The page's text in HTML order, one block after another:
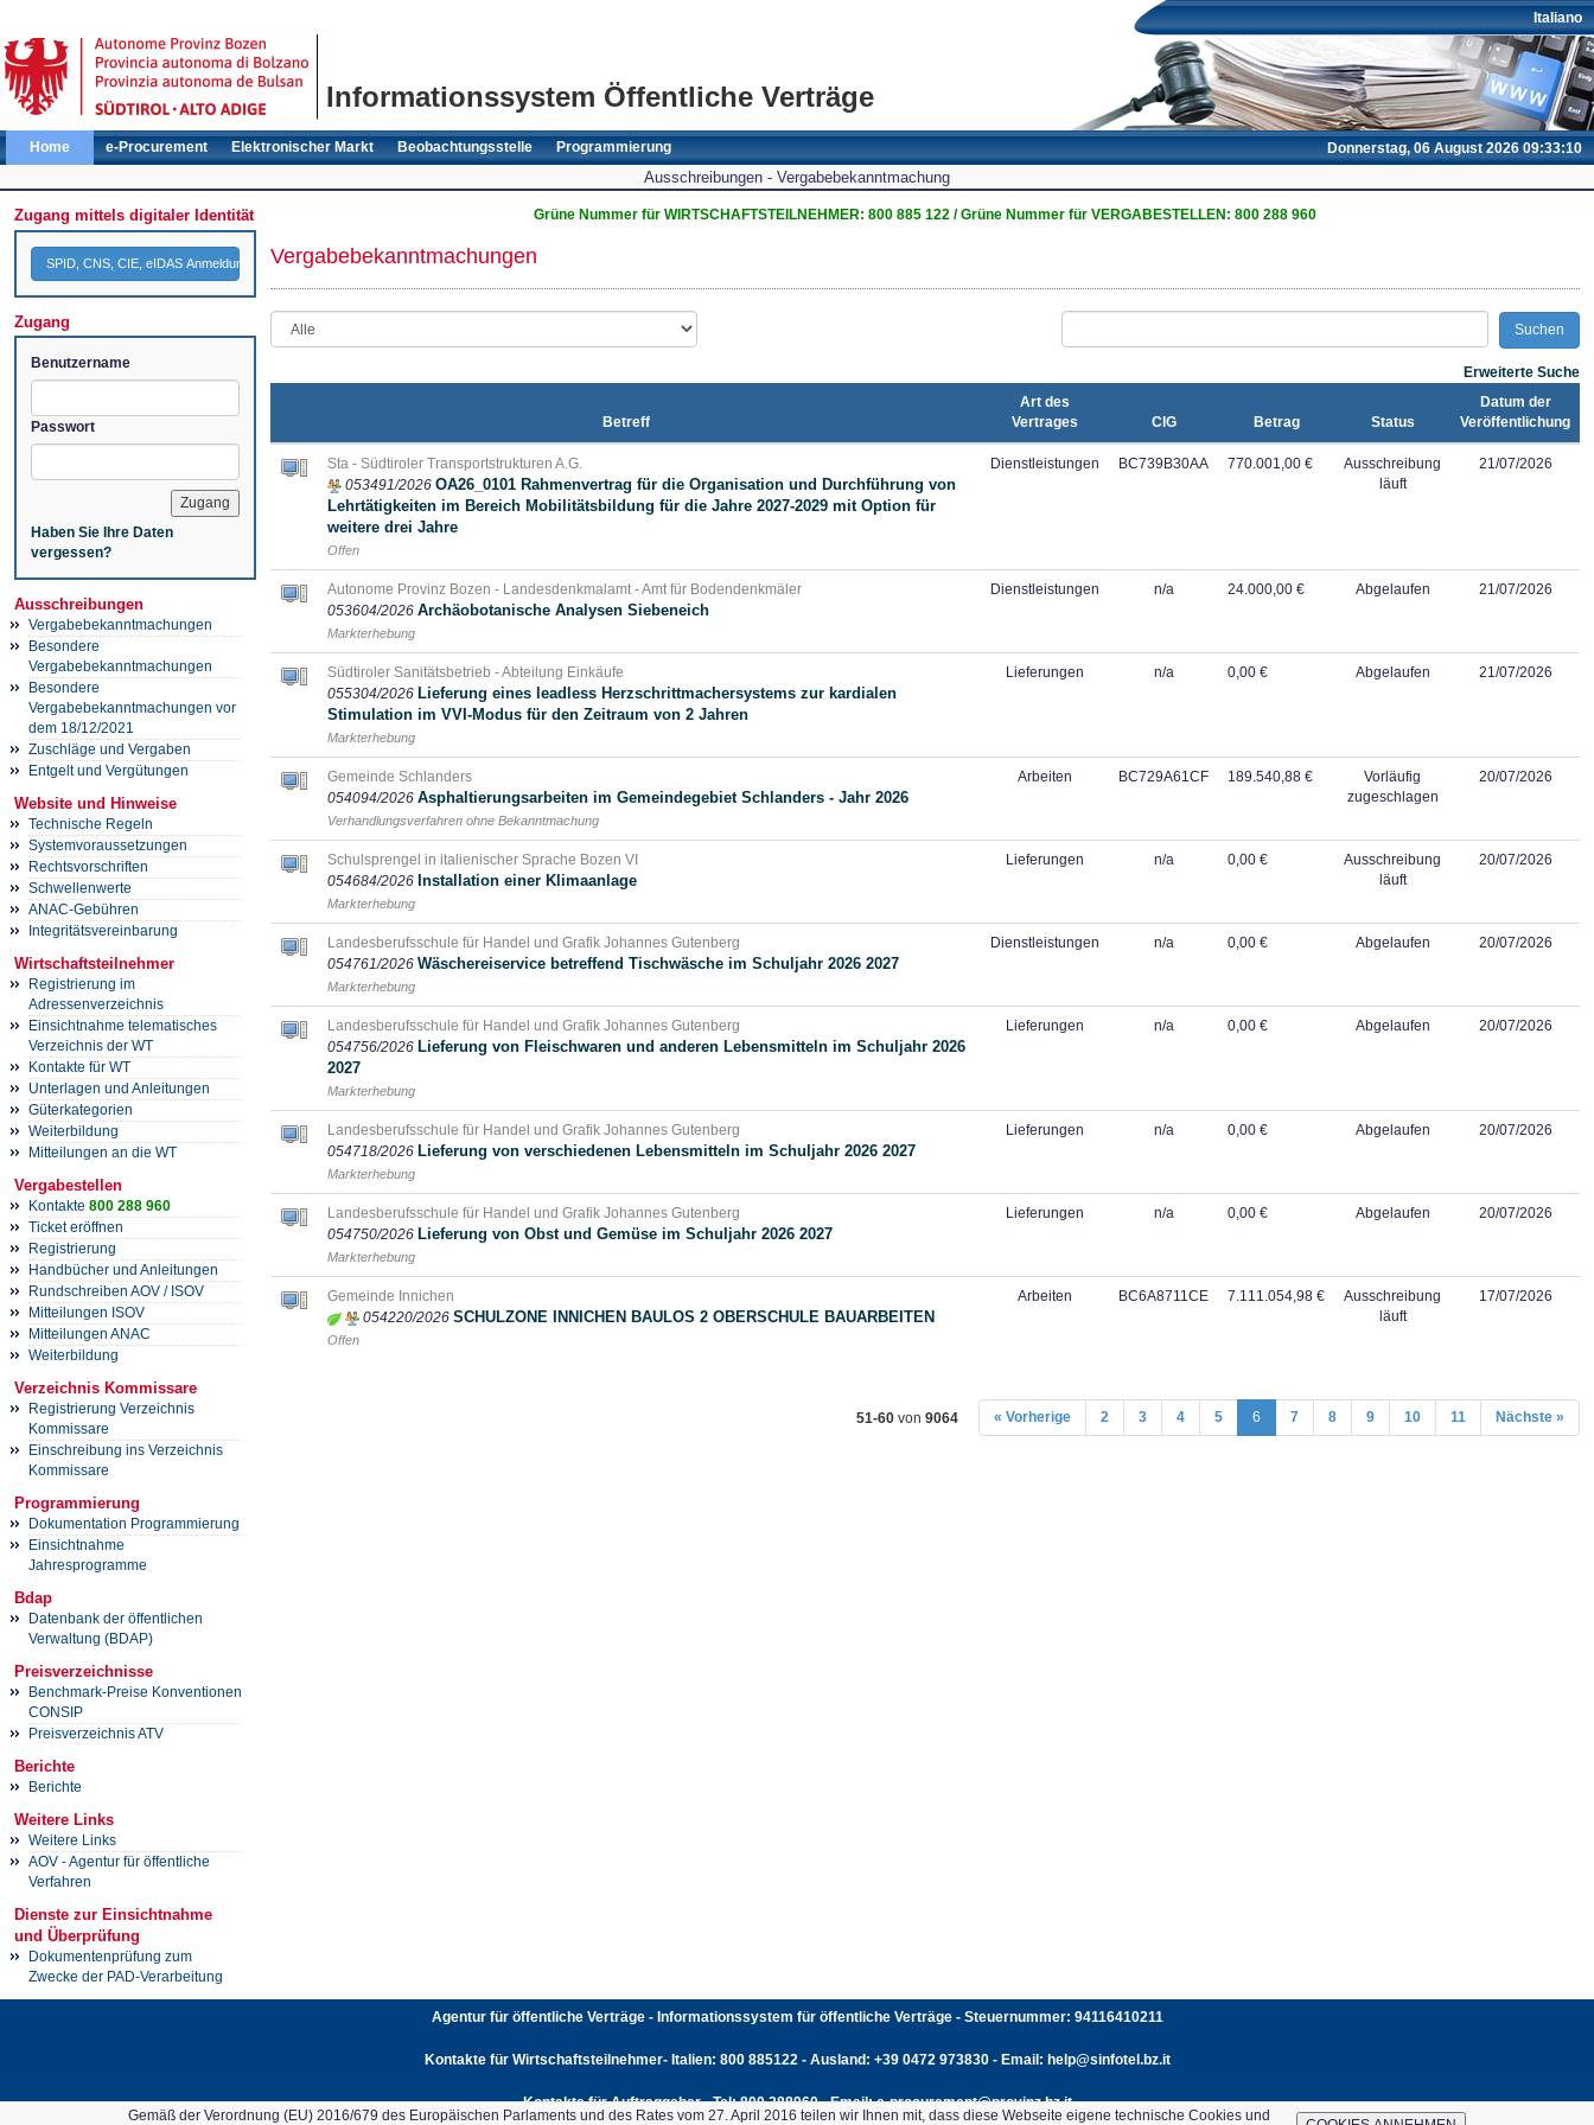
Informationssystem Öffentliche Verträge
Italiano
Donnerstag, 06 August 2026 09:33:11
Home e-Procurement Elektronischer Markt Beobachtungsstelle Programmierung
Gemäß der Verordnung (EU) 2016/679 des Europäischen Parlaments und des Rates vom 27. April 2016 teilen wir Ihnen mit, dass diese Webseite eigene technische Cookies und
Ausschreibungen - Vergabebekanntmachung
Zugang mittels digitaler Identität
SPID, CNS, CIE, eIDAS Anmeldung
Zugang
Benutzername
Passwort
Haben Sie Ihre Daten
vergessen?
Ausschreibungen
Vergabebekanntmachungen
Besondere
Vergabebekanntmachungen
Besondere
Vergabebekanntmachungen vor
dem 18/12/2021
Zuschläge und Vergaben
Entgelt und Vergütungen
Website und Hinweise
Technische Regeln
Systemvoraussetzungen
Rechtsvorschriften
Schwellenwerte
ANAC-Gebühren
Integritätsvereinbarung
Wirtschaftsteilnehmer
Registrierung im
Adressenverzeichnis
Einsichtnahme telematisches
Verzeichnis der WT
Kontakte für WT
Unterlagen und Anleitungen
Güterkategorien
Weiterbildung
Mitteilungen an die WT
Vergabestellen
Kontakte 800 288 960
Ticket eröffnen
Registrierung
Handbücher und Anleitungen
Rundschreiben AOV / ISOV
Mitteilungen ISOV
Mitteilungen ANAC
Weiterbildung
Verzeichnis Kommissare
Registrierung Verzeichnis
Kommissare
Einschreibung ins Verzeichnis
Kommissare
Programmierung
Dokumentation Programmierung
Einsichtnahme
Jahresprogramme
Bdap
Datenbank der öffentlichen
Verwaltung (BDAP)
Preisverzeichnisse
Benchmark-Preise Konventionen
CONSIP
Preisverzeichnis ATV
Berichte
Berichte
Weitere Links
Weitere Links
AOV - Agentur für öffentliche
Verfahren
Dienste zur Einsichtnahme
und Überprüfung
Dokumentenprüfung zum
Zwecke der PAD-Verarbeitung
Grüne Nummer für WIRTSCHAFTSTEILNEHMER: 800 885 122 / Grüne Nummer für VERGABESTELLEN: 800 288 960
Vergabebekanntmachungen
Erweiterte Suche
Betreff
Art des
Vertrages
CIG Betrag Status
Datum der
Veröffentlichung
Sta - Südtiroler Transportstrukturen A.G.
053491/2026 OA26_0101 Rahmenvertrag für die Organisation und Durchführung von
Lehrtätigkeiten im Bereich Mobilitätsbildung für die Jahre 2027-2029 mit Option für
weitere drei Jahre
Offen
Dienstleistungen BC739B30AA 770.001,00 €
Ausschreibung
läuft
21/07/2026
Autonome Provinz Bozen - Landesdenkmalamt - Amt für Bodendenkmäler
053604/2026 Archäobotanische Analysen Siebeneich
Markterhebung
Dienstleistungen n/a 24.000,00 € Abgelaufen 21/07/2026
Südtiroler Sanitätsbetrieb - Abteilung Einkäufe
055304/2026 Lieferung eines leadless Herzschrittmachersystems zur kardialen
Stimulation im VVI-Modus für den Zeitraum von 2 Jahren
Markterhebung
Lieferungen n/a 0,00 € Abgelaufen 21/07/2026
Gemeinde Schlanders
054094/2026 Asphaltierungsarbeiten im Gemeindegebiet Schlanders - Jahr 2026
Verhandlungsverfahren ohne Bekanntmachung
Arbeiten BC729A61CF 189.540,88 €
Vorläufig
zugeschlagen
20/07/2026
Schulsprengel in italienischer Sprache Bozen VI
054684/2026 Installation einer Klimaanlage
Markterhebung
Lieferungen n/a 0,00 €
Ausschreibung
läuft
20/07/2026
Landesberufsschule für Handel und Grafik Johannes Gutenberg
054761/2026 Wäschereiservice betreffend Tischwäsche im Schuljahr 2026 2027
Markterhebung
Dienstleistungen n/a 0,00 € Abgelaufen 20/07/2026
Landesberufsschule für Handel und Grafik Johannes Gutenberg
054756/2026 Lieferung von Fleischwaren und anderen Lebensmitteln im Schuljahr 2026
2027
Markterhebung
Lieferungen n/a 0,00 € Abgelaufen 20/07/2026
Landesberufsschule für Handel und Grafik Johannes Gutenberg
054718/2026 Lieferung von verschiedenen Lebensmitteln im Schuljahr 2026 2027
Markterhebung
Lieferungen n/a 0,00 € Abgelaufen 20/07/2026
Landesberufsschule für Handel und Grafik Johannes Gutenberg
054750/2026 Lieferung von Obst und Gemüse im Schuljahr 2026 2027
Markterhebung
Lieferungen n/a 0,00 € Abgelaufen 20/07/2026
Gemeinde Innichen
054220/2026 SCHULZONE INNICHEN BAULOS 2 OBERSCHULE BAUARBEITEN
Offen
Arbeiten BC6A8711CE 7.111.054,98 €
Ausschreibung
läuft
17/07/2026
51-60 von 9064 « Vorherige 2 3 4 5 6 7 8 9 10 11 Nächste »
Agentur für öffentliche Verträge - Informationssystem für öffentliche Verträge - Steuernummer: 94116410211
Kontakte für Wirtschaftsteilnehmer- Italien: 800 885122 - Ausland: +39 0472 973830 - Email: help@sinfotel.bz.it
Kontakte für Auftraggeber - Tel: 800 288960 - Email: e-procurement@provinz.bz.it